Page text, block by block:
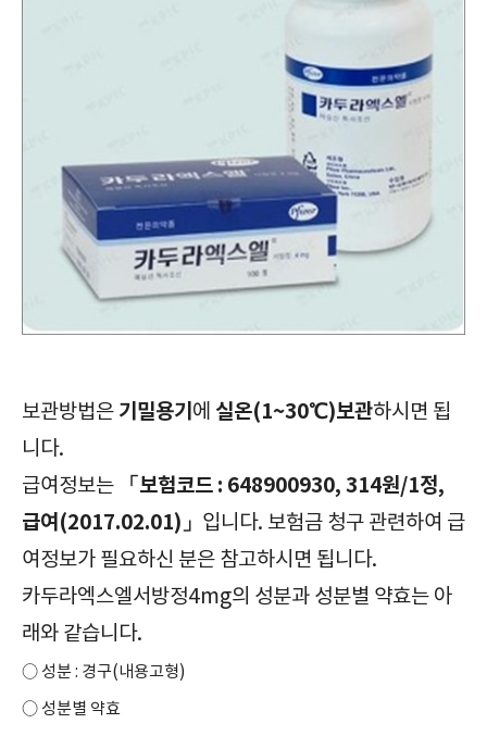
보관방법은 기밀용기 에 실온(1~30℃)보관하시면 됩
니다.
급여정보는
「보험코드 : 648900930, 314원/1정,
급여(2017.02.01)」 입니다. 보험금 청구 관련하여 급
여정보가 필요하신 분은 참고하시면 됩니다.
카두라엑스엘서방정4mg의 성분과 성분별 약효는 아
래와 같습니다.
○ 성분 : 경구(내용고형)
○ 성분별 약효